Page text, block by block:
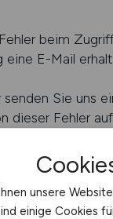
beim
E-Mail
Sie uns
dieser Fehler
unsere
einige Cookies